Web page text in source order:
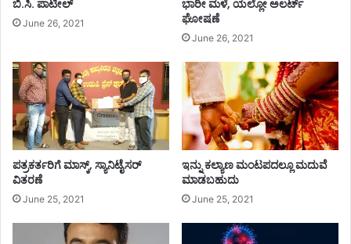
(
,
ಅ
ಗ್
ರ
ಹ
ಲಿ
ನೀ
ತೆ
ಜಿ
ಲ್
ಲಾ
ಧಿ
ಕಾ
ರಿ
ಆ
ದೇ
ಬಿ.ಸಿ. ಪಾಟೀಲ್
June 26, 2021
ಭಾರೀ ಮಳೆ, ಯಲ್ಲೋ ಅಲರ್ಟ್
ಘೋಷಣೆ
June 26, 2021
ಪತ್ರಕರ್ತರಿಗೆ ಮಾಸ್ಕ್, ಸ್ಯಾನಿಟೈಸರ್
ವಿತರಣೆ
June 25, 2021
ಇನ್ನು ಕಲ್ಯಾಣ ಮಂಟಪದಲ್ಲೂ ಮದುವೆ
ಮಾಡಬಹುದು
June 25, 2021